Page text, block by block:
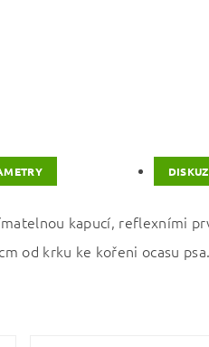
kapucí, reflexními
od krku ke kořeni ocasu psa.